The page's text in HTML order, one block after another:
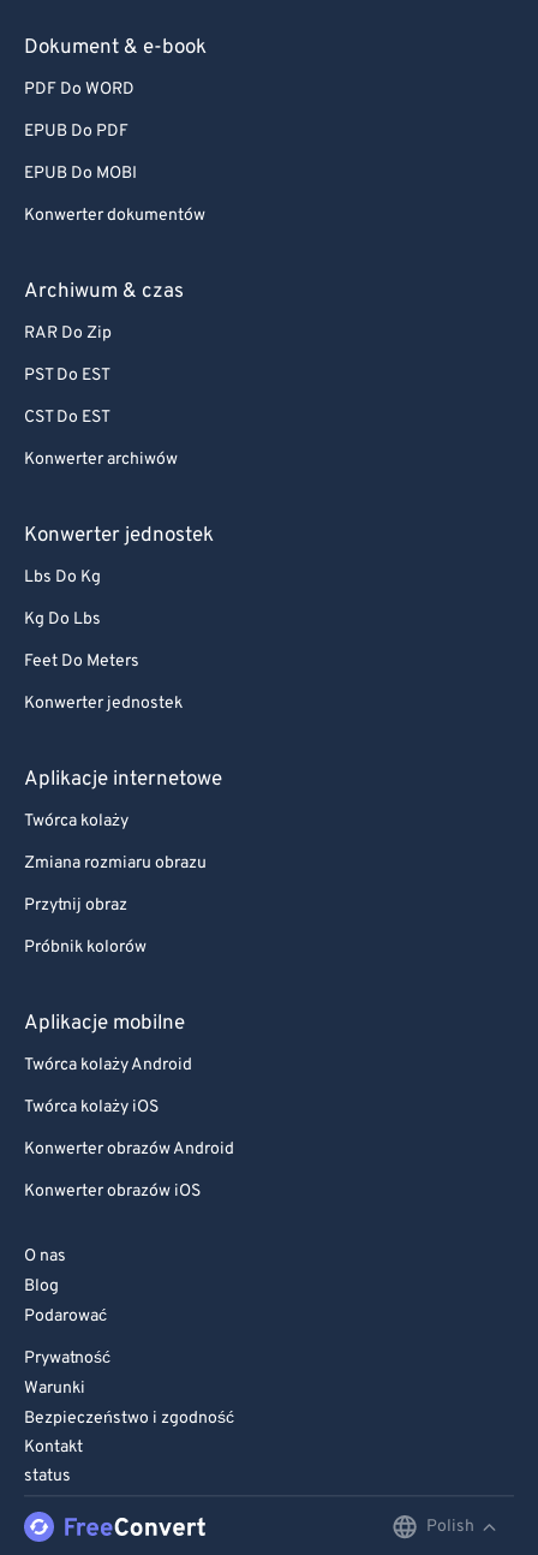
Dokument & e-book
PDF Do WORD
EPUB Do PDF
EPUB Do MOBI
Konwerter dokumentów
Archiwum & czas
RAR Do Zip
PST Do EST
CST Do EST
Konwerter archiwów
Konwerter jednostek
Lbs Do Kg
Kg Do Lbs
Feet Do Meters
Konwerter jednostek
Aplikacje internetowe
Twórca kolaży
Zmiana rozmiaru obrazu
Przytnij obraz
Próbnik kolorów
Aplikacje mobilne
Twórca kolaży Android
Twórca kolaży iOS
Konwerter obrazów Android
Konwerter obrazów iOS
O nas
Blog
Podarować
Prywatność
Warunki
Bezpieczeństwo i zgodność
Kontakt
status
Polish